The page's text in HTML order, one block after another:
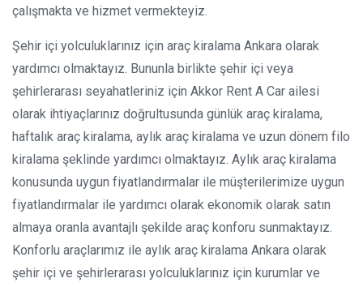
çalışmakta ve hizmet vermekteyiz.
Şehir içi yolculuklarınız için araç kiralama Ankara olarak
yardımcı olmaktayız. Bununla birlikte şehir içi veya
şehirlerarası seyahatleriniz için Akkor Rent A Car ailesi
olarak ihtiyaçlarınız doğrultusunda günlük araç kiralama,
haftalık araç kiralama, aylık araç kiralama ve uzun dönem filo
kiralama şeklinde yardımcı olmaktayız. Aylık araç kiralama
konusunda uygun fiyatlandırmalar ile müşterilerimize uygun
fiyatlandırmalar ile yardımcı olarak ekonomik olarak satın
almaya oranla avantajlı şekilde araç konforu sunmaktayız.
Konforlu araçlarımız ile aylık araç kiralama Ankara olarak
şehir içi ve şehirlerarası yolculuklarınız için kurumlar ve